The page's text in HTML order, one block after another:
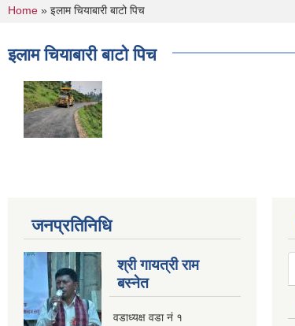
You are here
Home » इलाम चियाबारी बाटो पिच
इलाम चियाबारी बाटो पिच
जनप्रतिनिधि
श्री गायत्री राम
बस्नेत
वडाध्यक्ष वडा न‌ं १